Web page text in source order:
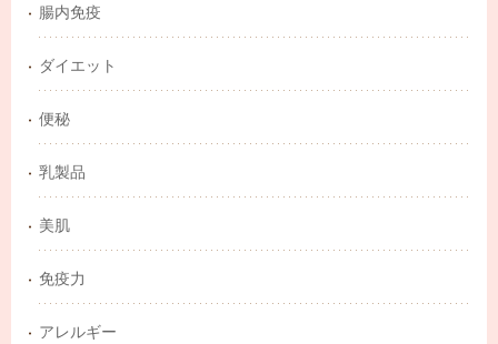
腸内免疫
ダイエット
便秘
乳製品
美肌
免疫力
アレルギー